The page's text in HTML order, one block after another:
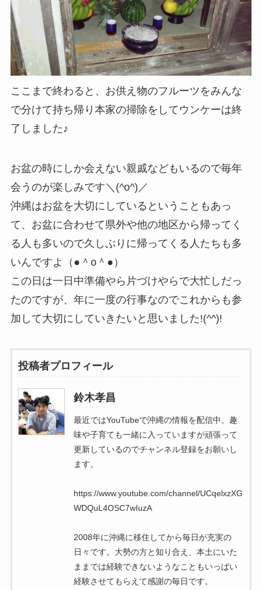
ここまで終わると、お供え物のフルーツをみんな
で分けて持ち帰り本家の掃除をしてウンケーは終
了しました♪
お盆の時にしか会えない親戚などもいるので毎年
会うのが楽しみです＼(^o^)／
沖縄はお盆を大切にしているということもあっ
て、お盆に合わせて県外や他の地区から帰ってく
る人も多いので久しぶりに帰ってくる人たちも多
いんですよ（●＾o＾●）
この日は一日中準備やら片づけやらで大忙しだっ
たのですが、年に一度の行事なのでこれからも参
加して大切にしていきたいと思いました!(^^)!
投稿者プロフィール
鈴木孝昌
最近ではYouTubeで沖縄の情報を配信中。趣
味や子育ても一緒に入っていますが頑張って
更新しているのでチャンネル登録をお願いし
ます。
https://www.youtube.com/channel/UCqelxzXG
WDQuL4OSC7wIuzA
2008年に沖縄に移住してから毎日が充実の
日々です。大勢の方と知り合え、本土にいた
ままでは経験できないようなこともいっぱい
経験させてもらえて感謝の毎日です。